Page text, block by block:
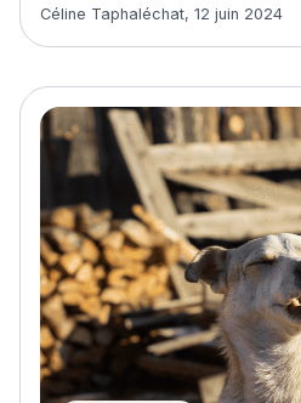
Article rédigé par
Céline Taphaléchat, 12 juin 2024